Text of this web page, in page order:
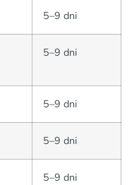
5–9 dni
5–9 dni
5–9 dni
5–9 dni
5–9 dni